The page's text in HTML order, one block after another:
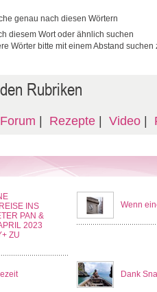
genau nach diesen Wörtern
diesem Wort oder ähnlich suchen
Wörter bitte mit einem Abstand suchen
Rubriken
Forum | Rezepte| Video|
INS
PAN &
2023
ZU
Wenn
Dank